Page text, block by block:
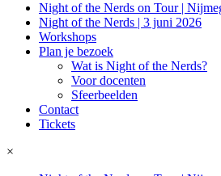
Night of the Nerds on Tour |
Night of the Nerds | 3 juni 2026
Workshops
Plan je bezoek
Wat is Night of the Nerds?
Voor docenten
Sfeerbeelden
Contact
Tickets
×